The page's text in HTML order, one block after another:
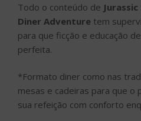
Todo o conteúdo de
Diner Adventure tem
para que ficção e educação
perfeita.
*Formato diner como nas
mesas e cadeiras para que o
sua refeição com conforto